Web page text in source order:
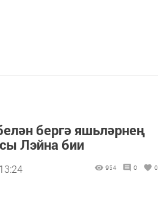
бергә яшьләрнең
Лэйна бии
954 0 0